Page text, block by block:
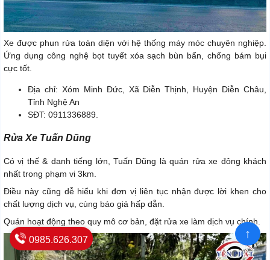
Xe được phun rửa toàn diện với hệ thống máy móc chuyên nghiệp.
Ứng dụng công nghệ bọt tuyết xóa sạch bùn bẩn, chống bám bụi
cực tốt.
Địa chỉ: Xóm Minh Đức, Xã Diễn Thịnh, Huyện Diễn Châu,
Tỉnh Nghệ An
SĐT: 0911336889.
Rửa Xe Tuấn Dũng
Có vị thế & danh tiếng lớn, Tuấn Dũng là quán rửa xe đông khách
nhất trong phạm vi 3km.
Điều này cũng dễ hiểu khi đơn vị liên tục nhận được lời khen cho
chất lượng dịch vụ, cùng báo giá hấp dẫn.
Quán hoạt động theo quy mô cơ bản, đặt rửa xe làm dịch vụ chính.
0985.626.307 ↑